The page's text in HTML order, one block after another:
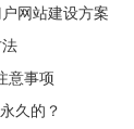
网站建设方案
意事项
久的？